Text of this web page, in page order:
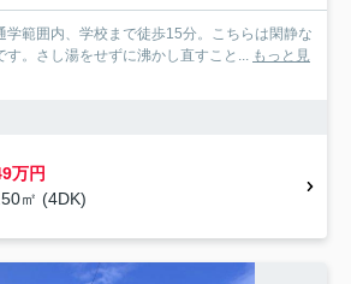
学範囲内、学校まで徒歩15分。こちらは閑静な
す。さし湯をせずに沸かし直すこと... もっと見
万円
㎡ (4DK)